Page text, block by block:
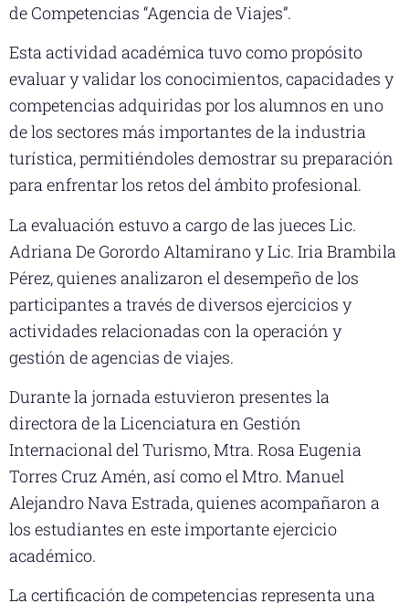
de Competencias “Agencia de Viajes”.
Esta actividad académica tuvo como propósito
evaluar y validar los conocimientos, capacidades y
competencias adquiridas por los alumnos en uno
de los sectores más importantes de la industria
turística, permitiéndoles demostrar su preparación
para enfrentar los retos del ámbito profesional.
La evaluación estuvo a cargo de las jueces Lic.
Adriana De Gorordo Altamirano y Lic. Iria Brambila
Pérez, quienes analizaron el desempeño de los
participantes a través de diversos ejercicios y
actividades relacionadas con la operación y
gestión de agencias de viajes.
Durante la jornada estuvieron presentes la
directora de la Licenciatura en Gestión
Internacional del Turismo, Mtra. Rosa Eugenia
Torres Cruz Amén, así como el Mtro. Manuel
Alejandro Nava Estrada, quienes acompañaron a
los estudiantes en este importante ejercicio
académico.
La certificación de competencias representa una